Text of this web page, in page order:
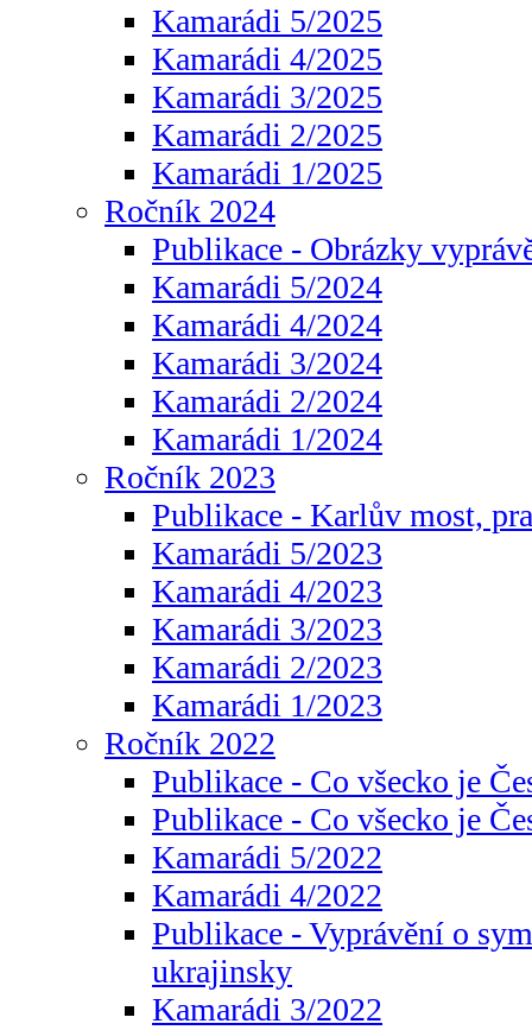
Kamarádi 5/2025
Kamarádi 4/2025
Kamarádi 3/2025
Kamarádi 2/2025
Kamarádi 1/2025
Ročník 2024
Publikace - Obrázky
Kamarádi 5/2024
Kamarádi 4/2024
Kamarádi 3/2024
Kamarádi 2/2024
Kamarádi 1/2024
Ročník 2023
Publikace - Karlův most,
Kamarádi 5/2023
Kamarádi 4/2023
Kamarádi 3/2023
Kamarádi 2/2023
Kamarádi 1/2023
Ročník 2022
Publikace - Co všecko je
Publikace - Co všecko je
Kamarádi 5/2022
Kamarádi 4/2022
Publikace - Vyprávění o
ukrajinsky
Kamarádi 3/2022